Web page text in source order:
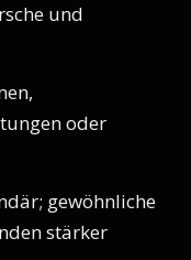
und
oder
gewöhnliche
stärker